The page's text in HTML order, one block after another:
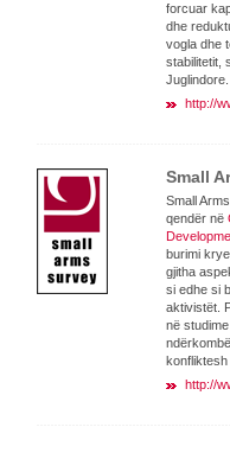
forcuar
dhe
vogla dhe
stabilitetit,
Juglindore.
http://
Small
Small
qendër në
burimi
gjitha
si edhe si
aktivistët.
në
konfliktesh
http://